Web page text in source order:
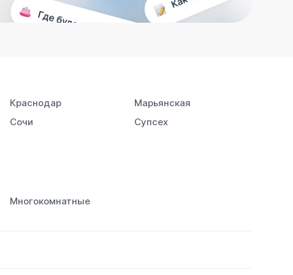
Краснодар
Марьянская
Сочи
Супсех
Многокомнатные